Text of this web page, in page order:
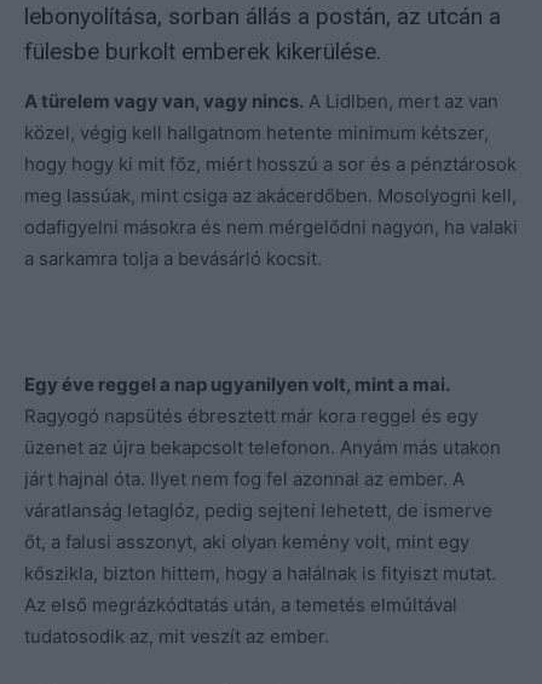
lebonyolítása, sorban állás a postán, az utcán a
fülesbe burkolt emberek kikerülése.
A türelem vagy van, vagy nincs. A Lidlben, mert az van
közel, végig kell hallgatnom hetente minimum kétszer,
hogy hogy ki mit főz, miért hosszú a sor és a pénztárosok
meg lassúak, mint csiga az akácerdőben. Mosolyogni kell,
odafigyelni másokra és nem mérgelődni nagyon, ha valaki
a sarkamra tolja a bevásárló kocsit.
Egy éve reggel a nap ugyanilyen volt, mint a mai.
Ragyogó napsütés ébresztett már kora reggel és egy
üzenet az újra bekapcsolt telefonon. Anyám más utakon
járt hajnal óta. Ilyet nem fog fel azonnal az ember. A
váratlanság letaglóz, pedig sejteni lehetett, de ismerve
őt, a falusi asszonyt, aki olyan kemény volt, mint egy
kőszikla, bizton hittem, hogy a halálnak is fityiszt mutat.
Az első megrázkódtatás után, a temetés elmúltával
tudatosodik az, mit veszít az ember.